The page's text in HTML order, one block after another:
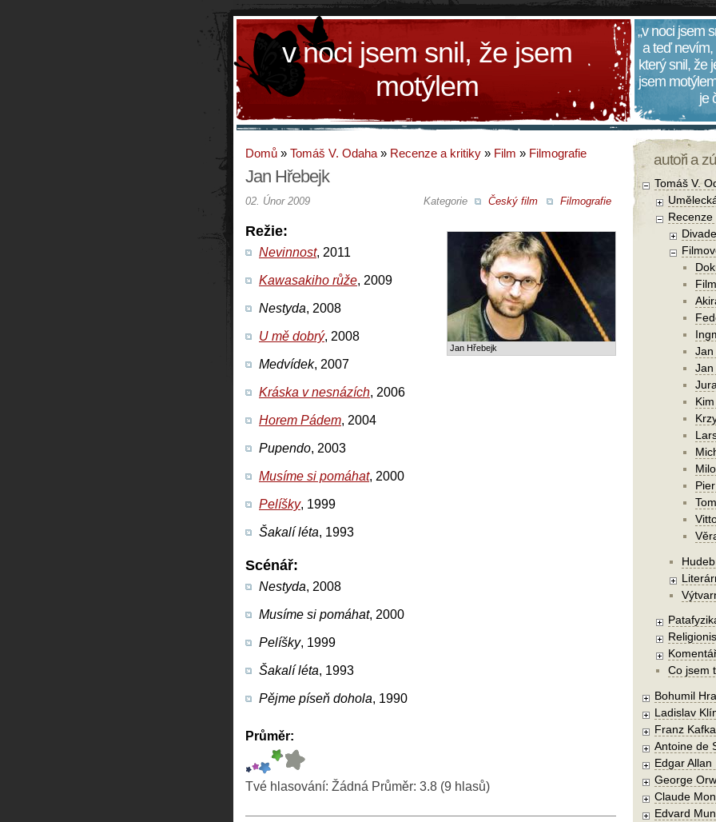
v noci jsem snil, že jsem
motýlem
„v noci jsem
a teď
který snil, že
jsem
je
Domů » Tomáš V. Odaha » Recenze a kritiky » Film » Filmografie
Jan Hřebejk
Kategorie Český film Filmografie
02. Únor 2009
Jan Hřebejk
Režie:
Nevinnost, 2011
Kawasakiho růže, 2009
Nestyda, 2008
U mě dobrý, 2008
Medvídek, 2007
Kráska v nesnázích, 2006
Horem Pádem, 2004
Pupendo, 2003
Musíme si pomáhat, 2000
Pelíšky, 1999
Šakalí léta, 1993
Scénář:
Nestyda, 2008
Musíme si pomáhat, 2000
Pelíšky, 1999
Šakalí léta, 1993
Pějme píseň dohola, 1990
Průměr:
Tvé hlasování: Žádná Průměr: 3.8 (9 hlasů)
autoři a
Tomáš V.
Recenze
Jan
Jan
Co jsem
Bohumil
Ladislav
Franz Kafka
Antoine de
Edgar Allan
George
Claude
Edvard